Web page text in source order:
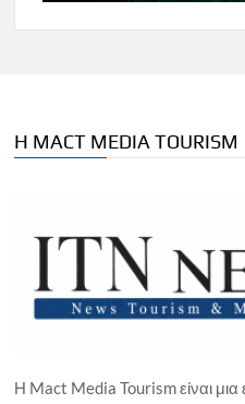
Η MACT MEDIA TOURISM
Η Mact Media Tourism είναι μια